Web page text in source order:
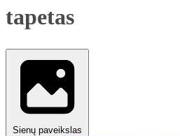
tapetas
Sienų paveikslas